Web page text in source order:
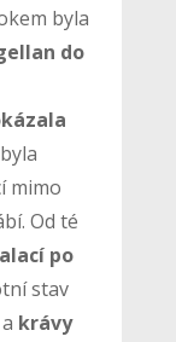
byla
do
mimo
Od té
po
stav
krávy